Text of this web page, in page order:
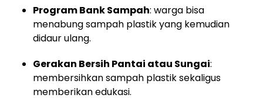
Program Bank Sampah: warga bisa
menabung sampah plastik yang kemudian
didaur ulang.
Gerakan Bersih Pantai atau Sungai:
membersihkan sampah plastik sekaligus
memberikan edukasi.